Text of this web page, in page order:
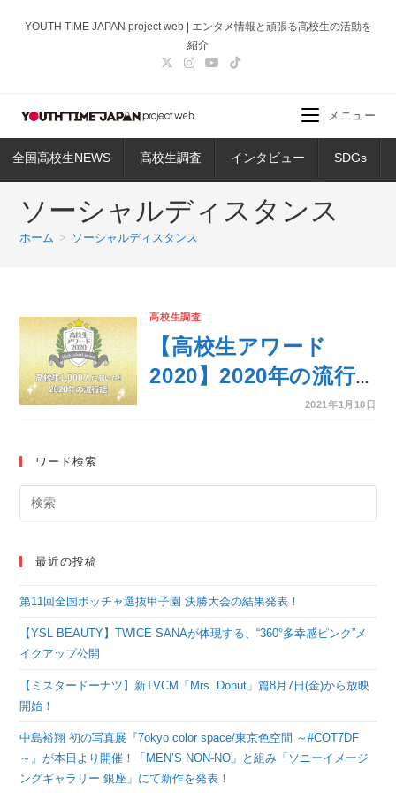
ス
ッ
YOUTH TIME JAPAN project web | エンタメ情報と頑張る高校生の活動を
紹介
全国高校生NEWS 高校生調査 インタビュー SDGs
メニュー
ソーシャルディスタンス
ホーム > ソーシャルディスタンス
高校生調査
【高校生アワード
2020】2020年の流行
2021年1月18日
ワード検索
最近の投稿
第11回全国ボッチャ選抜甲子園 決勝大会の結果発表！
【YSL BEAUTY】TWICE SANAが体現する、“360°多幸感ピンク”メ
イクアップ公開
【ミスタードーナツ】新TVCM「Mrs. Donut」篇8月7日(金)から放映
開始！
中島裕翔 初の写真展『7okyo color space/東京色空間 ～#COT7DF
～』が本日より開催！「MEN’S NON-NO」と組み「ソニーイメージ
ングギャラリー 銀座」にて新作を発表！